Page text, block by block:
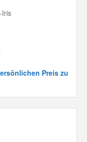
Iris
Preis zu